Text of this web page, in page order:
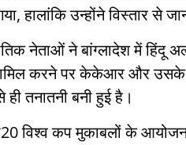
हालांकि उन्होंने विस्तार से
नेताओं ने बांग्लादेश में हिंदू
करने पर केकेआर और
तनातनी बनी हुई है।
विश्व कप मुकाबलों के